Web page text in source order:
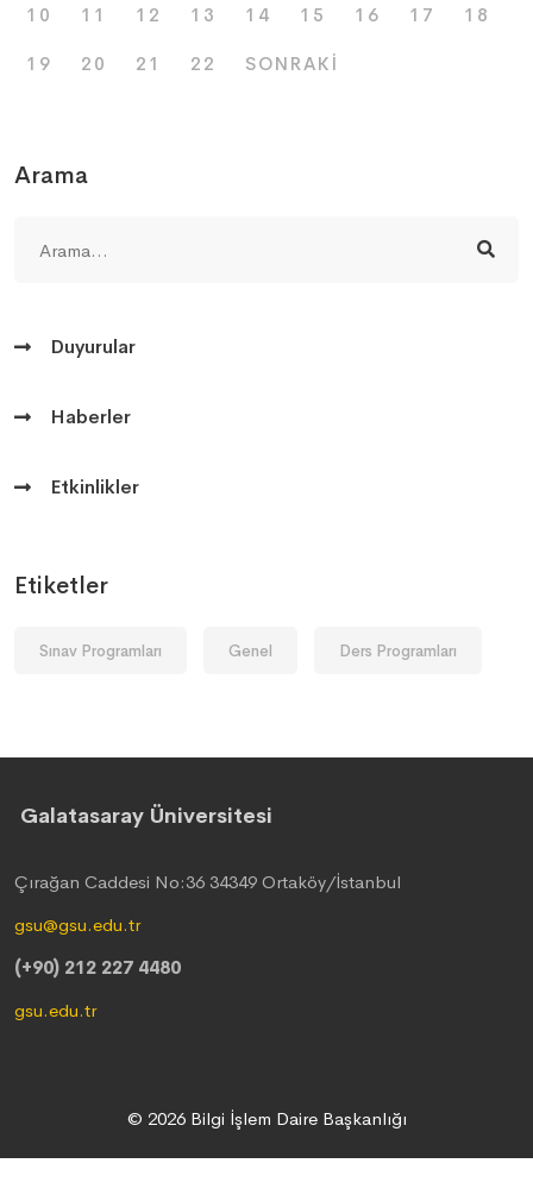
Arama
Duyurular
Haberler
Etkinlikler
Etiketler
Sınav Programları Genel Ders Programları
10 11 12 13 14 15 16 17 18
19 20 21 22 SONRAKI
Galatasaray Üniversitesi
Çırağan Caddesi No:36 34349 Ortaköy/İstanbul
gsu@gsu.edu.tr
(+90) 212 227 4480
gsu.edu.tr
© 2026 Bilgi İşlem Daire Başkanlığı